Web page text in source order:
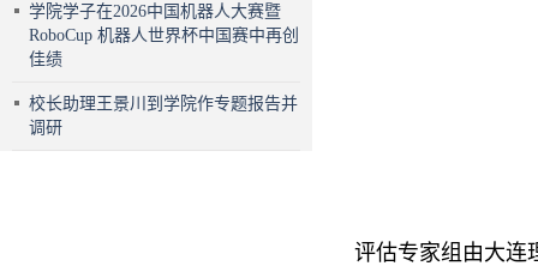
学院学子在2026中国机器人大赛暨
RoboCup 机器人世界杯中国赛中再创
佳绩
校长助理王景川到学院作专题报告并
调研
评估专家组由大连